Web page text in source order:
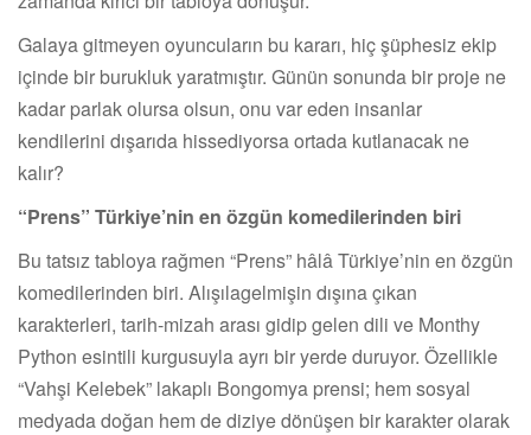
Galaya gitmeyen oyuncuların bu kararı, hiç şüphesiz ekip
içinde bir burukluk yaratmıştır. Günün sonunda bir proje ne
kadar parlak olursa olsun, onu var eden insanlar
kendilerini dışarıda hissediyorsa ortada kutlanacak ne
kalır?
“Prens” Türkiye’nin en özgün komedilerinden biri
Bu tatsız tabloya rağmen “Prens” hâlâ Türkiye’nin en özgün
komedilerinden biri. Alışılagelmişin dışına çıkan
karakterleri, tarih-mizah arası gidip gelen dili ve Monthy
Python esintili kurgusuyla ayrı bir yerde duruyor. Özellikle
“Vahşi Kelebek” lakaplı Bongomya prensi; hem sosyal
medyada doğan hem de diziye dönüşen bir karakter olarak